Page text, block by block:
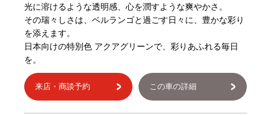
光に溶けるような透明感、心を潤すような爽やかさ。
その瑞々しさは、ベルランゴと過ごす日々に、豊かな彩り
を添えます。
日本向けの特別色 アクアグリーンで、彩りあふれる毎日
を。
来店・商談予約 この車の詳細